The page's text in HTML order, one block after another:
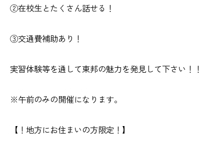
②在校生とたくさん話せる！
③交通費補助あり！
実習体験等を通して東邦の魅力を発見して下さい！！
※午前のみの開催になります。
【！地方にお住まいの方限定！】